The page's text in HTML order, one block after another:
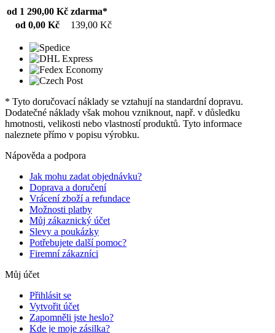
od 1 290,00 Kč zdarma*
od 0,00 Kč
139,00 Kč
* Tyto doručovací náklady se vztahují na standardní dopravu.
Dodatečné náklady však mohou vzniknout, např. v důsledku
hmotnosti, velikosti nebo vlastností produktů. Tyto informace
naleznete přímo v popisu výrobku.
Nápověda a podpora
Jak mohu zadat objednávku?
Doprava a doručení
Vrácení zboží a refundace
Možnosti platby
Můj zákaznický účet
Slevy a poukázky
Potřebujete další pomoc?
Firemní zákazníci
Můj účet
Přihlásit se
Vytvořit účet
Zapomněli jste heslo?
Kde je moje zásilka?